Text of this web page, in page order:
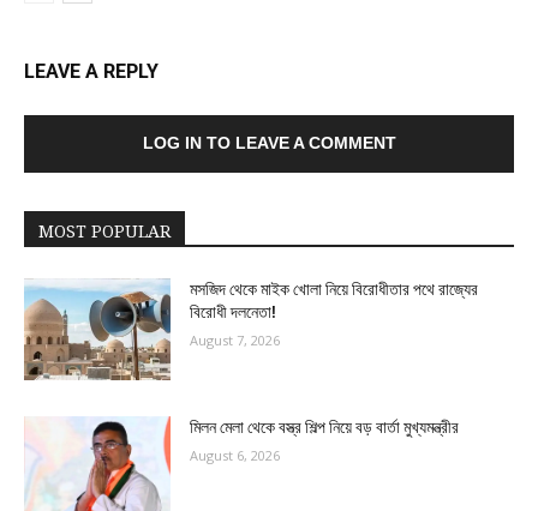
LEAVE A REPLY
LOG IN TO LEAVE A COMMENT
MOST POPULAR
মসজিদ থেকে মাইক খোলা নিয়ে বিরোধীতার পথে রাজ্যের
বিরোধী দলনেতা!
August 7, 2026
মিলন মেলা থেকে বস্ত্র শিল্প নিয়ে বড় বার্তা মুখ্যমন্ত্রীর
August 6, 2026